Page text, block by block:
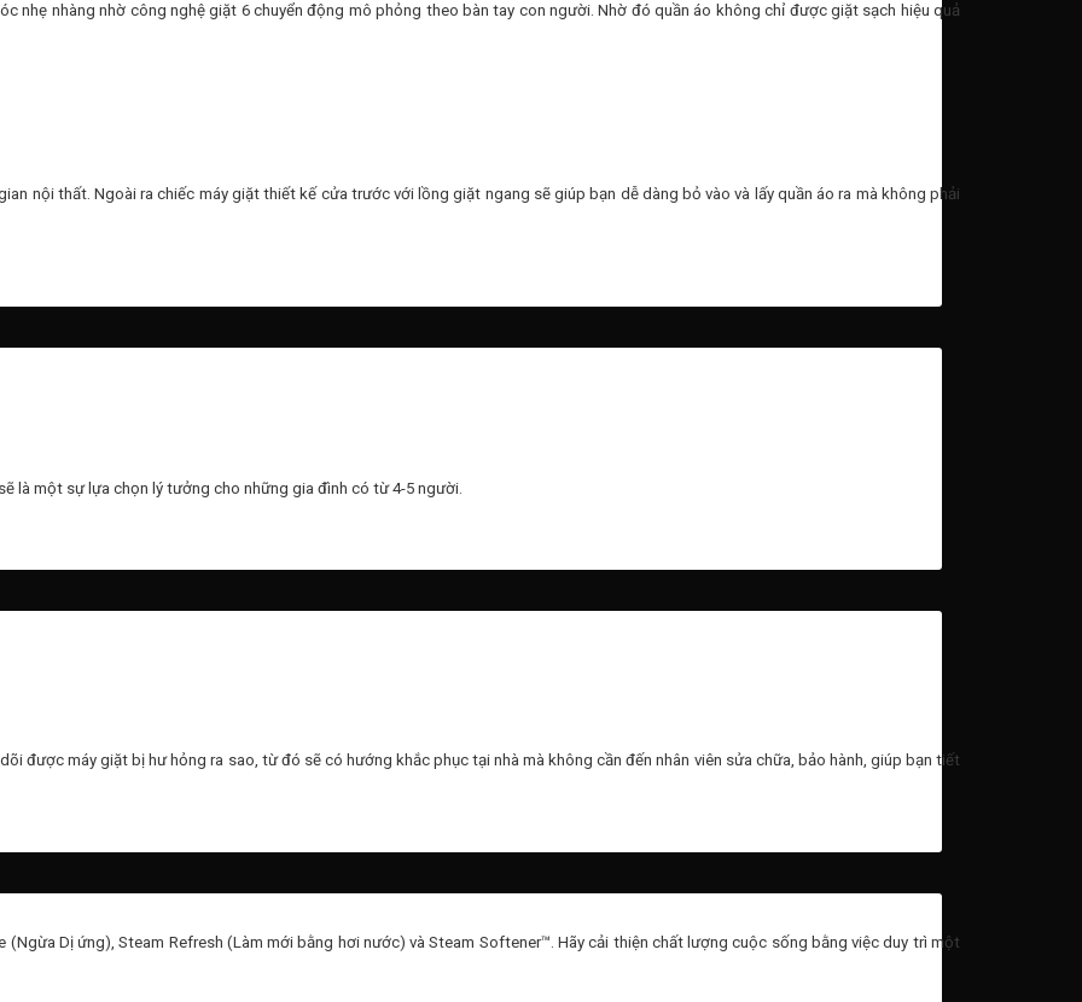
nhẹ nhàng nhờ công nghệ giặt 6 chuyển động mô phỏng theo bàn tay con người. Nhờ đó quần áo không chỉ được giặt sạch hiệu quả
nội thất. Ngoài ra chiếc máy giặt thiết kế cửa trước với lồng giặt ngang sẽ giúp bạn dễ dàng bỏ vào và lấy quần áo ra mà không phải
là một sự lựa chọn lý tưởng cho những gia đình có từ 4-5 người.
được máy giặt bị hư hỏng ra sao, từ đó sẽ có hướng khắc phục tại nhà mà không cần đến nhân viên sửa chữa, bảo hành, giúp bạn tiết
Dị ứng), Steam Refresh (Làm mới bằng hơi nước) và Steam Softener™. Hãy cải thiện chất lượng cuộc sống bằng việc duy trì một